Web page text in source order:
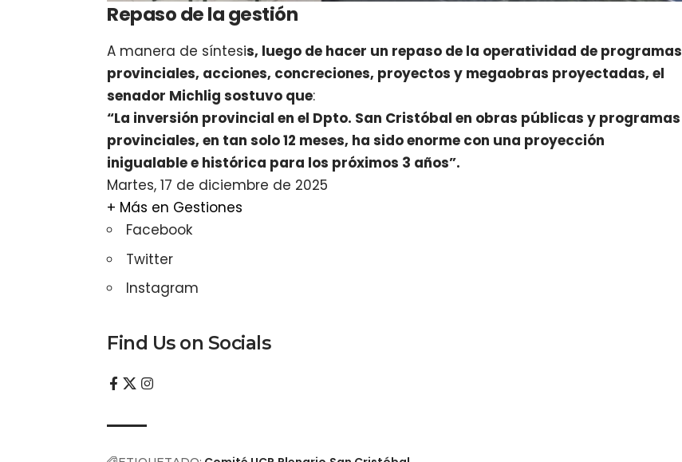
Repaso de la gestión
A manera de síntesis, luego de hacer un repaso de la operatividad de programas
provinciales, acciones, concreciones, proyectos y megaobras proyectadas, el
senador Michlig sostuvo que:
“La inversión provincial en el Dpto. San Cristóbal en obras públicas y programas
provinciales, en tan solo 12 meses, ha sido enorme con una proyección
inigualable e histórica para los próximos 3 años”.
Martes, 17 de diciembre de 2025
+ Más en Gestiones
Facebook
Twitter
Instagram
Find Us on Socials